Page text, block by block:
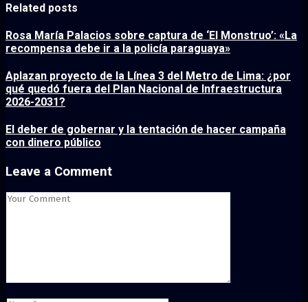
Related posts
Rosa María Palacios sobre captura de ‘El Monstruo’: «La
recompensa debe ir a la policía paraguaya»
Aplazan proyecto de la Línea 3 del Metro de Lima: ¿por
qué quedó fuera del Plan Nacional de Infraestructura
2026-2031?
El deber de gobernar y la tentación de hacer campaña
con dinero público
Leave a Comment